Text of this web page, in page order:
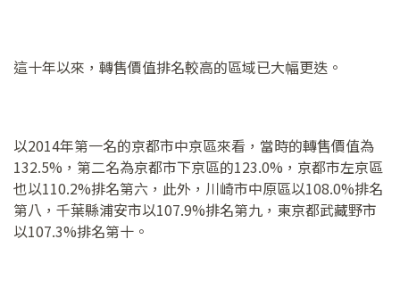
這十年以來，轉售價值排名較高的區域已大幅更迭。
以2014年第一名的京都市中京區來看，當時的轉售價值為
132.5%，第二名為京都市下京區的123.0%，京都市左京區
也以110.2%排名第六，此外，川崎市中原區以108.0%排名
第八，千葉縣浦安市以107.9%排名第九，東京都武藏野市
以107.3%排名第十。